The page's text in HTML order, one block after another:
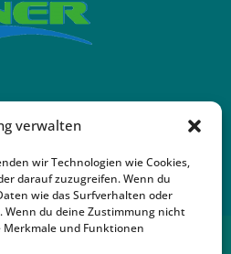
verwalten
wir Technologien wie Cookies,
darauf zuzugreifen. Wenn du
wie das Surfverhalten oder
Wenn du deine Zustimmung nicht
und Funktionen